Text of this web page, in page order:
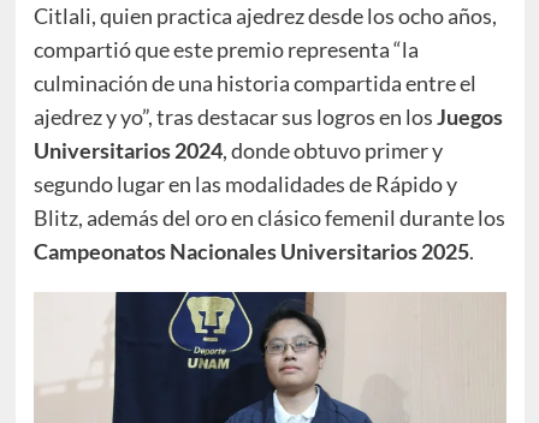
Citlali, quien practica ajedrez desde los ocho años,
compartió que este premio representa “la
culminación de una historia compartida entre el
ajedrez y yo”, tras destacar sus logros en losJuegos
Universitarios 2024, donde obtuvo primer y
segundo lugar en las modalidades de Rápido y
Blitz, además del oro en clásico femenil durante los
Campeonatos Nacionales Universitarios 2025.